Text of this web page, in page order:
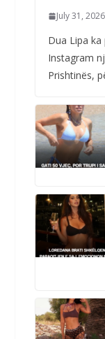
July 31, 2026
Dua Lipa
Instagram
Prishtinës,